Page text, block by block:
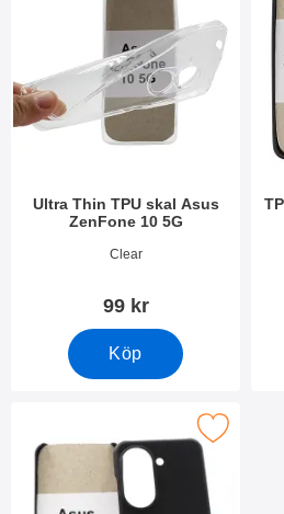
Ultra Thin TPU skal Asus
ZenFone 10 5G
Art. nr 49036Clear
99 kr
Köp
Makera hardcase Asus ZenFone